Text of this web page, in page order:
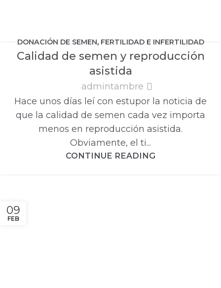
DONACIÓN DE SEMEN, FERTILIDAD E INFERTILIDAD
MASCULINA
Calidad de semen y reproducción
asistida
admintambre
Hace unos días leí con estupor la noticia de
que la calidad de semen cada vez importa
menos en reproducción asistida.
Obviamente, el ti...
CONTINUE READING
09
FEB